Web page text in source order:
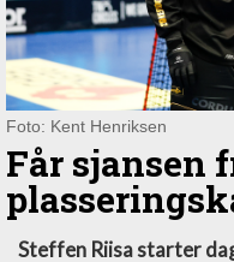
Foto: Kent Henriksen
Får sjansen
Steffen Riisa starter